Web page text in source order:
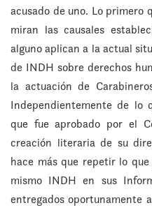
acusado de uno. Lo primero
miran las causales
alguno aplican a la actual
de INDH sobre derechos
la actuación de
Independientemente de lo
que fue aprobado por el
creación literaria de su
hace más que repetir lo
mismo INDH en sus
entregados oportunamente